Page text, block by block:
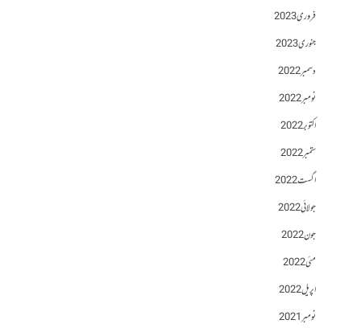
فروری 2023
جنوری 2023
دسمبر 2022
نومبر 2022
اکتوبر 2022
ستمبر 2022
اگست 2022
جولائی 2022
جون 2022
مئی 2022
اپریل 2022
نومبر 2021